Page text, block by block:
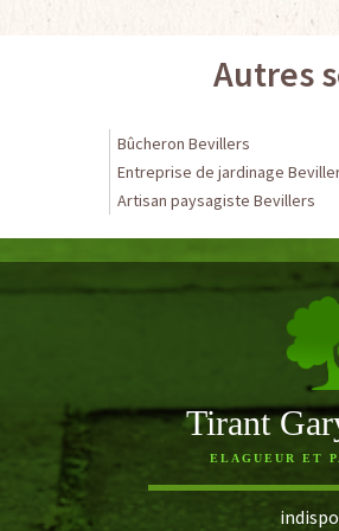
Autres
Bûcheron Bevillers
Entreprise de jardinage
Artisan paysagiste Bevillers
Tirant
ELAGUEUR ET